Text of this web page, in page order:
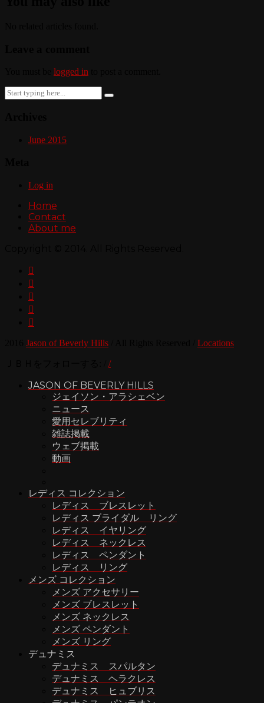
logged in
Search
for:
June 2015
Log in
Home
Contact
About me





Jason of Beverly Hills Locations
/
JASON OF BEVERLY HILLS
ジェイソン・アラシェベン
ニュース
愛用セレブリティ
雑誌掲載
ウェブ掲載
動画
レディス コレクション
レディス ブレスレット
レディス ブライダル リング
レディス イヤリング
レディス ネックレス
レディス ペンダント
レディス リング
メンズ コレクション
メンズ アクセサリー
メンズ ブレスレット
メンズ ネックレス
メンズ ペンダント
メンズ リング
デュナミス
デュナミス スパルタン
デュナミス ヘラクレス
デュナミス ヒュブリス